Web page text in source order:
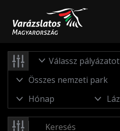
Válassz pályázatot